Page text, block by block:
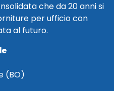
che da 20 anni si
per ufficio con
al futuro.
(BO)